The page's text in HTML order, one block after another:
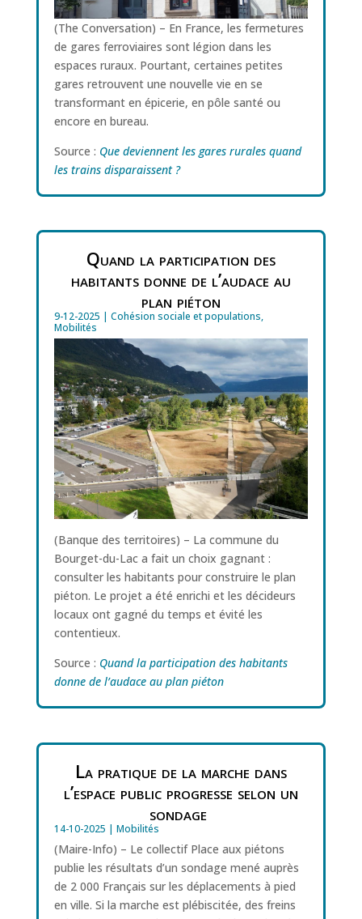
(The Conversation) – En France, les fermetures
de gares ferroviaires sont légion dans les
espaces ruraux. Pourtant, certaines petites
gares retrouvent une nouvelle vie en se
transformant en épicerie, en pôle santé ou
encore en bureau.
Source : Que deviennent les gares rurales quand
les trains disparaissent ?
Quand la participation des
habitants donne de l’audace au
plan piéton
9-12-2025 | Cohésion sociale et populations,
Mobilités
(Banque des territoires) – La commune du
Bourget-du-Lac a fait un choix gagnant :
consulter les habitants pour construire le plan
piéton. Le projet a été enrichi et les décideurs
locaux ont gagné du temps et évité les
contentieux.
Source : Quand la participation des habitants
donne de l’audace au plan piéton
La pratique de la marche dans
l’espace public progresse selon un
sondage
14-10-2025 | Mobilités
(Maire-Info) – Le collectif Place aux piétons
publie les résultats d’un sondage mené auprès
de 2 000 Français sur les déplacements à pied
en ville. Si la marche est plébiscitée, des freins